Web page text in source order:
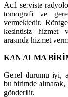
Acil serviste
tomografi ve
vermektedir.
kesintisiz hizmet
arasında hizmet
KAN ALMA
Genel durumu iyi,
bu birimde
gönderilir.